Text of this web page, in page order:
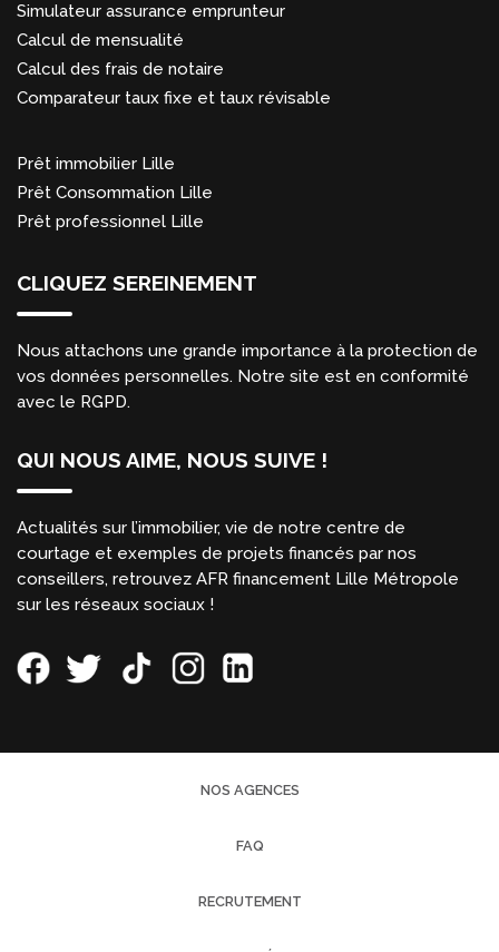
Simulateur assurance emprunteur
Calcul de mensualité
Calcul des frais de notaire
Comparateur taux fixe et taux révisable
Prêt immobilier Lille
Prêt Consommation Lille
Prêt professionnel Lille
CLIQUEZ SEREINEMENT
Nous attachons une grande importance à la protection de
vos données personnelles. Notre site est en conformité
avec le RGPD.
QUI NOUS AIME, NOUS SUIVE !
Actualités sur l’immobilier, vie de notre centre de
courtage et exemples de projets financés par nos
conseillers, retrouvez AFR financement Lille Métropole
sur les réseaux sociaux !
NOS AGENCES
FAQ
RECRUTEMENT